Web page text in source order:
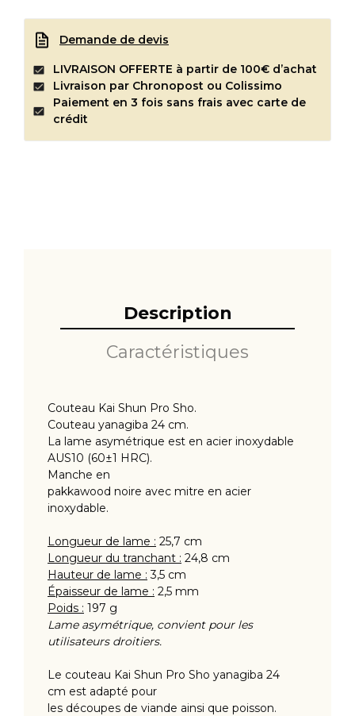
Demande de devis
LIVRAISON OFFERTE à partir de 100€ d’achat
Livraison par Chronopost ou Colissimo
Paiement en 3 fois sans frais avec carte de
crédit
Description
Caractéristiques
Couteau Kai Shun Pro Sho.
Couteau yanagiba 24 cm.
La lame asymétrique est en acier inoxydable
AUS10 (60±1 HRC).
Manche en
pakkawood noire avec mitre en acier
inoxydable.
Longueur de lame : 25,7 cm
Longueur du tranchant : 24,8 cm
Hauteur de lame : 3,5 cm
Épaisseur de lame : 2,5 mm
Poids : 197 g
Lame asymétrique, convient pour les
utilisateurs droitiers.
Le couteau Kai Shun Pro Sho yanagiba 24
cm est adapté pour
les découpes de viande ainsi que poisson.